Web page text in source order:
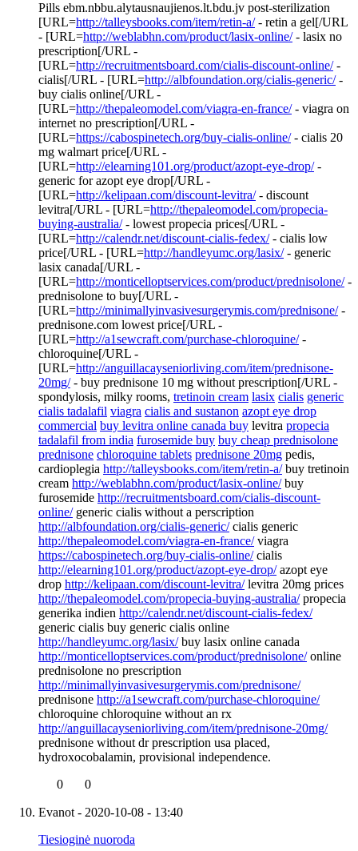
Pills ebm.nbbu.alytausnaujienos.lt.bdu.jv post-sterilization
[URL=http://talleysbooks.com/item/retin-a/- retin a gel[/URL
- [URL=http://weblabhn.com/product/lasix-online/- lasix no
prescription[/URL -
[URL=http://recruitmentsboard.com/cialis-discount-online/-
cialis[/URL - [URL=http://albfoundation.org/cialis-generic/-
buy cialis online[/URL -
[URL=http://thepaleomodel.com/viagra-en-france/- viagra on
internet no prescription[/URL -
[URL=https://cabospinetech.org/buy-cialis-online/- cialis 20
mg walmart price[/URL -
[URL=http://elearning101.org/product/azopt-eye-drop/-
generic for azopt eye drop[/URL -
[URL=http://kelipaan.com/discount-levitra/- discount
levitra[/URL - [URL=http://thepaleomodel.com/propecia-
buying-australia/- lowest propecia prices[/URL -
[URL=http://calendr.net/discount-cialis-fedex/- cialis low
price[/URL - [URL=http://handleyumc.org/lasix/- generic
lasix canada[/URL -
[URL=http://monticelloptservices.com/product/prednisolone/-
prednisolone to buy[/URL -
[URL=http://minimallyinvasivesurgerymis.com/prednisone/-
prednisone.com lowest price[/URL -
[URL=http://a1sewcraft.com/purchase-chloroquine/-
chloroquine[/URL -
[URL=http://anguillacayseniorliving.com/item/prednisone-
20mg/- buy prednisone 10 mg without prescription[/URL -
spondylosis, milky rooms, tretinoin cream lasix cialis generic
cialis tadalafil viagra cialis and sustanon azopt eye drop
commercial buy levitra online canada buy levitra propecia
tadalafil from india furosemide buy buy cheap prednisolone
prednisone chloroquine tablets prednisone 20mg pedis,
cardioplegia http://talleysbooks.com/item/retin-a/buy tretinoin
cream http://weblabhn.com/product/lasix-online/buy
furosemide http://recruitmentsboard.com/cialis-discount-
online/generic cialis without a perscription
http://albfoundation.org/cialis-generic/cialis generic
http://thepaleomodel.com/viagra-en-france/viagra
https://cabospinetech.org/buy-cialis-online/cialis
http://elearning101.org/product/azopt-eye-drop/azopt eye
drop http://kelipaan.com/discount-levitra/levitra 20mg prices
http://thepaleomodel.com/propecia-buying-australia/propecia
generika indien http://calendr.net/discount-cialis-fedex/
generic cialis buy generic cialis online
http://handleyumc.org/lasix/buy lasix online canada
http://monticelloptservices.com/product/prednisolone/online
prednisolone no prescription
http://minimallyinvasivesurgerymis.com/prednisone/
prednisone http://a1sewcraft.com/purchase-chloroquine/
chloroquine chloroquine without an rx
http://anguillacayseniorliving.com/item/prednisone-20mg/
prednisone without dr prescription usa placed,
hydroxocobalamin, provisional independence.
0
0
Evanot - 2020-10-08 - 13:40
Tiesioginė nuoroda